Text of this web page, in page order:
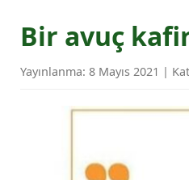
Bir avuç
Yayınlanma: 8 Mayıs 2021 |